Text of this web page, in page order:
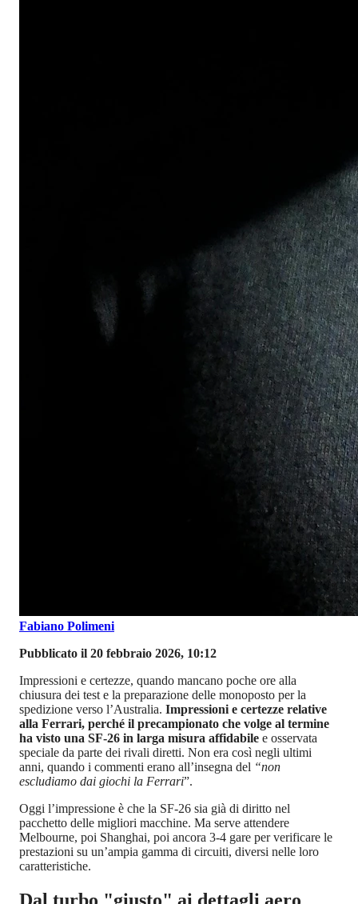
Fabiano Polimeni
Pubblicato il 20 febbraio 2026, 10:12
Impressioni e certezze, quando mancano poche ore alla
chiusura dei test e la preparazione delle monoposto per la
spedizione verso l’Australia. Impressioni e certezze relative
alla Ferrari, perché il precampionato che volge al termine
ha visto una SF-26 in larga misura affidabile e osservata
speciale da parte dei rivali diretti. Non era così negli ultimi
anni, quando i commenti erano all’insegna del “non
escludiamo dai giochi la Ferrari”.
Oggi l’impressione è che la SF-26 sia già di diritto nel
pacchetto delle migliori macchine. Ma serve attendere
Melbourne, poi Shanghai, poi ancora 3-4 gare per verificare le
prestazioni su un’ampia gamma di circuiti, diversi nelle loro
caratteristiche.